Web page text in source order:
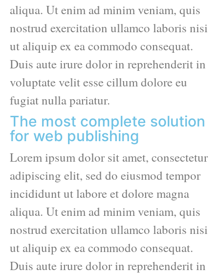
aliqua. Ut enim ad minim veniam, quis
nostrud exercitation ullamco laboris nisi
ut aliquip ex ea commodo consequat.
Duis aute irure dolor in reprehenderit in
voluptate velit esse cillum dolore eu
fugiat nulla pariatur.
The most complete solution
for web publishing
Lorem ipsum dolor sit amet, consectetur
adipiscing elit, sed do eiusmod tempor
incididunt ut labore et dolore magna
aliqua. Ut enim ad minim veniam, quis
nostrud exercitation ullamco laboris nisi
ut aliquip ex ea commodo consequat.
Duis aute irure dolor in reprehenderit in